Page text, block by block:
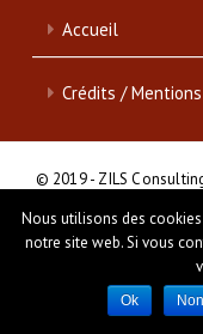
Accueil
Crédits /
© 2019 - ZILS
Création et
Nous utilisons des
notre site web. Si vous
Ok Non
APPELEZ-NOUS